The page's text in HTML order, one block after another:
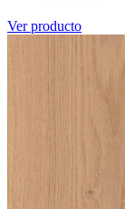
Ver producto